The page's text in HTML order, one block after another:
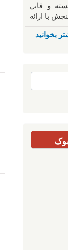
و قابل
بخوانید
Buscar